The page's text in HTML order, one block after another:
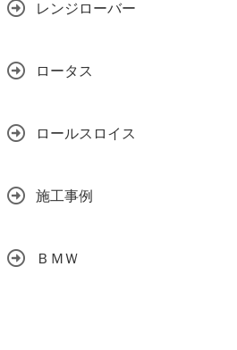
レンジローバー
ロータス
ロールスロイス
施工事例
ＢＭＷ